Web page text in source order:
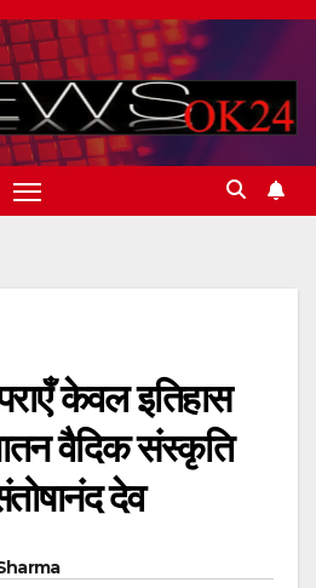
केवल इतिहास
वैदिक संस्कृति
देव